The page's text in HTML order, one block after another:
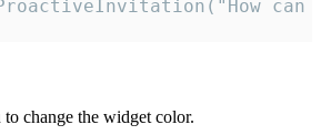
change the widget color.